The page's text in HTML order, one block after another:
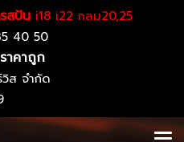
สปันi18 i22 กลม20,25
40 50
าคาถูก
วิส จำกัด